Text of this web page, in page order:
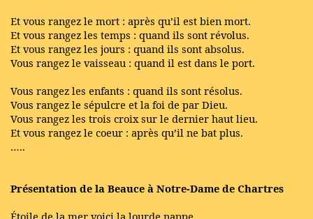
Et vous rangez le mort : après qu’il est bien mort.
Et vous rangez les temps : quand ils sont révolus.
Et vous rangez les jours : quand ils sont absolus.
Vous rangez le vaisseau : quand il est dans le port.
Vous rangez les enfants : quand ils sont résolus.
Vous rangez le sépulcre et la foi de par Dieu.
Vous rangez les trois croix sur le dernier haut lieu.
Et vous rangez le coeur : après qu’il ne bat plus.
…..
Présentation de la Beauce à Notre-Dame de Chartres
Étoile de la mer voici la lourde nappe